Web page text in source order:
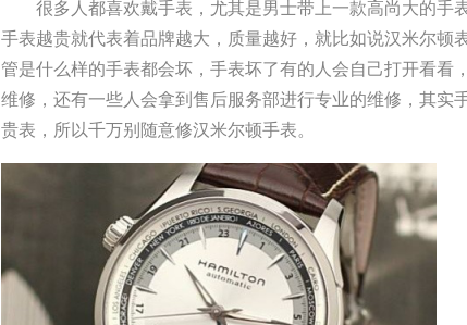
很多人都喜欢戴手表，尤其是男士带上一款高尚大的手
手表越贵就代表着品牌越大，质量越好，就比如说汉米尔顿
管是什么样的手表都会坏，手表坏了有的人会自己打开看看
维修，还有一些人会拿到售后服务部进行专业的维修，其实
贵表，所以千万别随意修汉米尔顿手表。